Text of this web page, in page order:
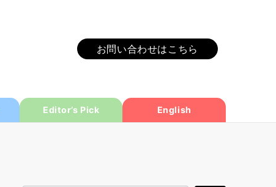
お問い合わせはこちら
Editor’s Pick English